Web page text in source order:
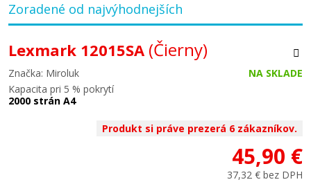
Zoradené od najvýhodnejších
Lexmark 12015SA (Čierny)
Značka: Miroluk
NA SKLADE
Kapacita pri 5 % pokrytí
2000 strán A4
Produkt si práve prezerá 6 zákazníkov.
45,90 €
37,32 € bez DPH